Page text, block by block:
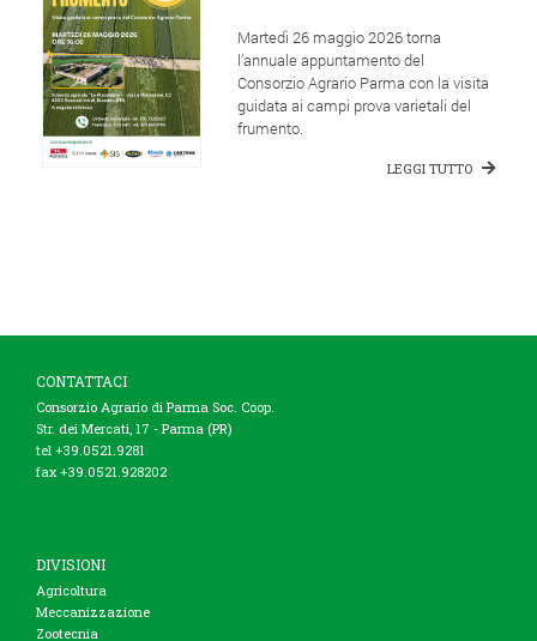
Martedì 26 maggio 2026 torna
l’annuale appuntamento del
Consorzio Agrario Parma con la visita
guidata ai campi prova varietali del
frumento.
LEGGI TUTTO
CONTATTACI
Consorzio Agrario di Parma Soc. Coop.
Str. dei Mercati, 17 - Parma (PR)
tel +39.0521.9281
fax +39.0521.928202
DIVISIONI
Agricoltura
Meccanizzazione
Zootecnia